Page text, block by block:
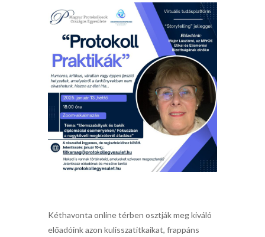
Kéthavonta online térben osztják meg kiváló
előadóink azon kulisszatitkaikat, frappáns